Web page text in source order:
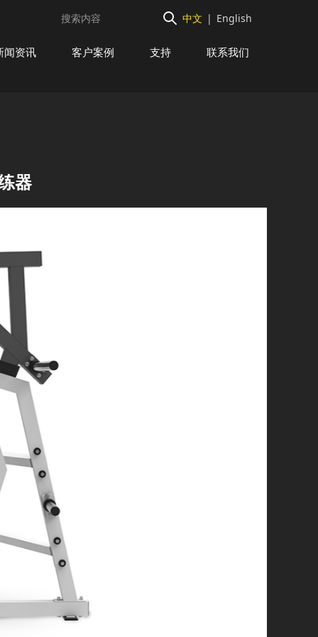
中文 | English
闻资讯 客户案例 支持 联系我们
器